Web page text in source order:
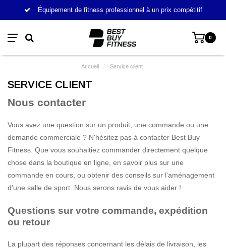
Équipement de fitness professionnel à un prix compétitif
0
Accueil / Service client
SERVICE CLIENT
Nous contacter
Vous avez une question sur un produit, une commande ou une
demande commerciale ? N'hésitez pas à contacter Best Buy
Fitness. Que vous souhaitiez commander directement quelque
chose dans la boutique en ligne, en savoir plus sur une
commande en cours, ou obtenir des conseils sur l'aménagement
d'une salle de sport. Nous serons ravis de vous aider !
Questions sur votre commande, expédition
ou retour
La plupart des réponses concernant les délais de livraison, les